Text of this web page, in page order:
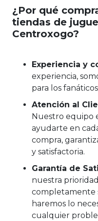
¿Por qué
tiendas de
Centroxogo?
Experiencia y
experiencia,
para los
Atención al
Nuestro equipo
ayudarte en
compra,
y satisfactoria.
Garantía de
nuestra
completamente
haremos lo
cualquier